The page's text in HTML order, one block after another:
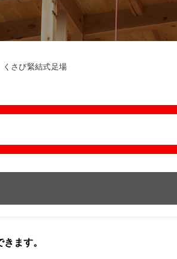
くさび緊結式足場
ます。